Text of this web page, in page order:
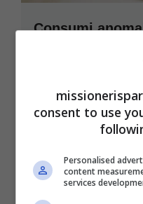
Consumi
come ti puoi
Vi è arrivata una
casa e non ne
Leggi tutto
consent to use
Personalised
content
services